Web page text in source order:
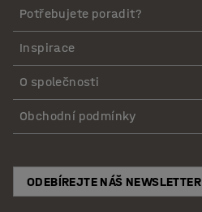
Potřebujete poradit?
Inspirace
O společnosti
Obchodní podmínky
ODEBÍREJTE NÁŠ NEWSLETTER